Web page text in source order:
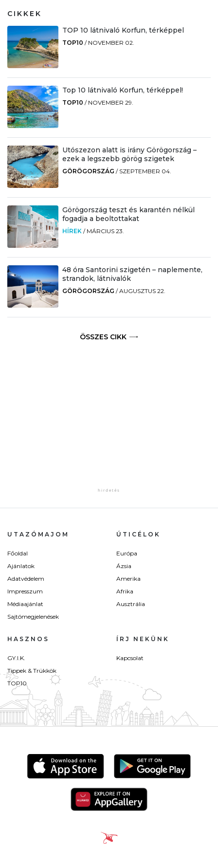
CIKKEK
TOP 10 látnivaló Korfun, térképpel
TOP10 / NOVEMBER 02.
Top 10 látnivaló Korfun, térképpel!
TOP10 / NOVEMBER 29.
Utószezon alatt is irány Görögország –
ezek a legszebb görög szigetek
GÖRÖGORSZÁG / SZEPTEMBER 04.
Görögország teszt és karantén nélkül
fogadja a beoltottakat
HÍREK / MÁRCIUS 23.
48 óra Santorini szigetén – naplemente,
strandok, látnivalók
GÖRÖGORSZÁG /AUGUSZTUS 22.
ÖSSZES CIKK
UTAZÓMAJOM
Főoldal
Ajánlatok
Adatvédelem
Impresszum
Médiaajánlat
Sajtómegjelenések
ÚTICÉLOK
Európa
Ázsia
Amerika
Afrika
Ausztrália
HASZNOS
GY.I.K.
Tippek & Trükkök
TOP10
ÍRJ NEKÜNK
Kapcsolat